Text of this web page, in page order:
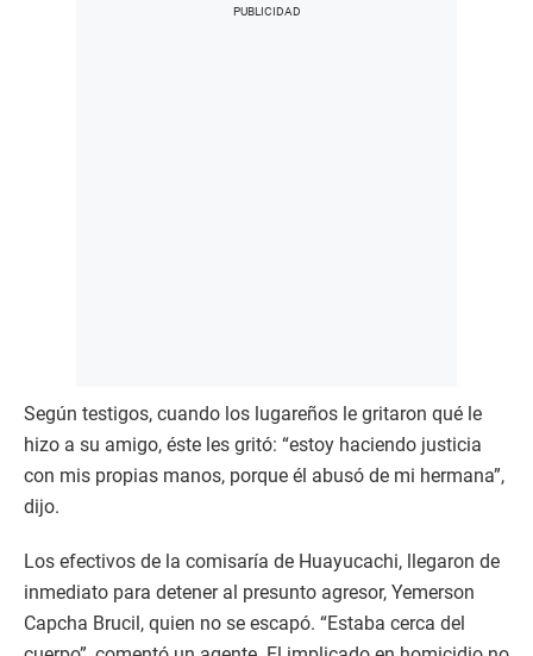
Según testigos, cuando los lugareños le gritaron qué le
hizo a su amigo, éste les gritó: “estoy haciendo justicia
con mis propias manos, porque él abusó de mi hermana”,
dijo.
Los efectivos de la comisaría de Huayucachi, llegaron de
inmediato para detener al presunto agresor, Yemerson
Capcha Brucil, quien no se escapó. “Estaba cerca del